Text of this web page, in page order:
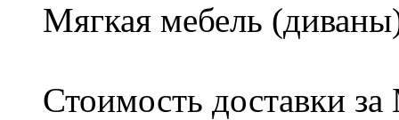
Мягкая мебель
Стоимость доставки